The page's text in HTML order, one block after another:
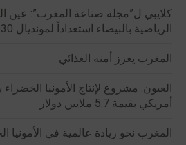
كلايبي ل”مجلة صناعة المغرب”: عين
الرياضية بالبيضاء استعداداً لمونديال 2030
المغرب يعزز أمنه الغذائي
العيون: مشروع لإنتاج الأمونيا
أمريكي بقيمة 5.7 ملايين دولار
المغرب نحو ريادة عالمية في الأمونيا